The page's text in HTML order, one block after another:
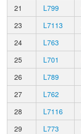
21
L799
23
L7113
24
L763
25
L701
26
L789
27
L762
28
L7116
29
L773